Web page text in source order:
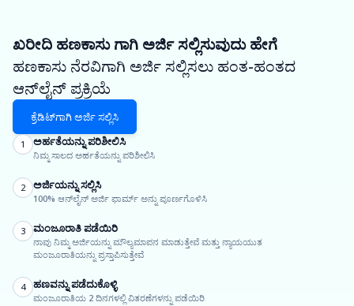
ಖರೀದಿ ಹಣಕಾಸು ಗಾಗಿ ಅರ್ಜಿ ಸಲ್ಲಿಸುವುದು ಹೇಗೆ
ಹಣಕಾಸು ನೆರವಿಗಾಗಿ ಅರ್ಜಿ ಸಲ್ಲಿಸಲು ಹಂತ-ಹಂತದ
ಆನ್‌ಲೈನ್ ಪ್ರಕ್ರಿಯೆ
ಕ್ರೆಡಿಟ್‌ಗಾಗಿ ಅರ್ಜಿ ಸಲ್ಲಿಸಿ
1 ಅರ್ಹತೆಯನ್ನು ಪರಿಶೀಲಿಸಿ
ನಿಮ್ಮ ಸಾಲದ ಅರ್ಹತೆಯನ್ನು ಪರಿಶೀಲಿಸಿ
2 ಅರ್ಜಿಯನ್ನು ಸಲ್ಲಿಸಿ
100% ಆನ್‌ಲೈನ್ ಅರ್ಜಿ ಫಾರ್ಮ್ ಅನ್ನು ಪೂರ್ಣಗೊಳಿಸಿ
3 ಮಂಜೂರಾತಿ ಪಡೆಯಿರಿ
ನಾವು ನಿಮ್ಮ ಅರ್ಜಿಯನ್ನು ಮೌಲ್ಯಮಾಪನ ಮಾಡುತ್ತೇವೆ ಮತ್ತು ನ್ಯಾಯಯುತ
ಮಂಜೂರಾತಿಯನ್ನು ಪ್ರಸ್ತಾಪಿಸುತ್ತೇವೆ
4 ಹಣವನ್ನು ಪಡೆದುಕೊಳ್ಳಿ
ಮಂಜೂರಾತಿಯ 2 ದಿನಗಳಲ್ಲಿ ವಿತರಣೆಗಳನ್ನು ಪಡೆಯಿರಿ